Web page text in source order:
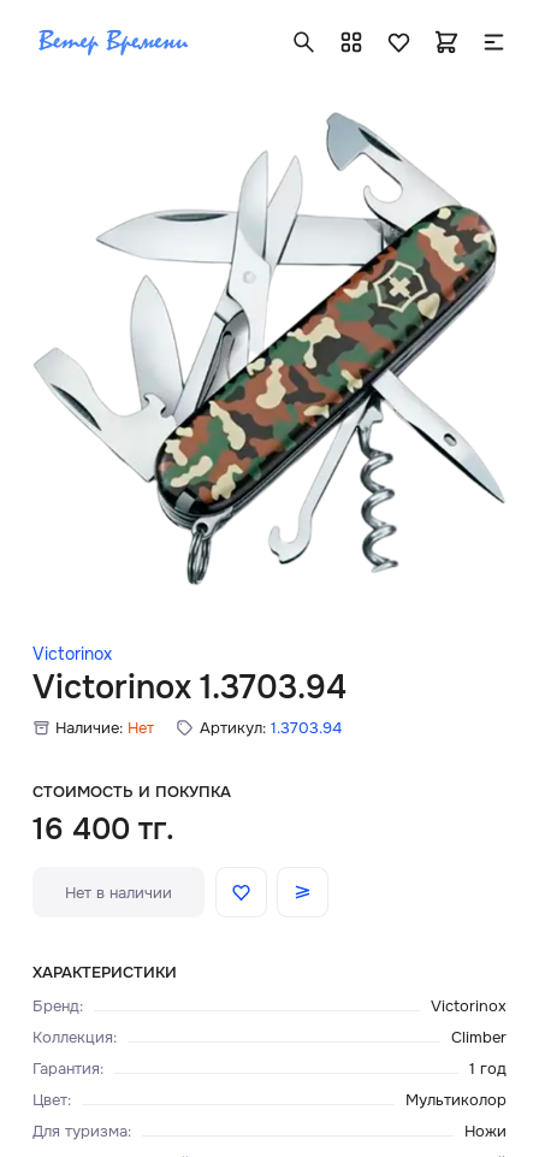
Victorinox
Victorinox 1.3703.94
Наличие: Нет Артикул: 1.3703.94
СТОИМОСТЬ И ПОКУПКА
16 400 тг.
Нет в наличии
ХАРАКТЕРИСТИКИ
Бренд:
Victorinox
Коллекция:
Climber
Гарантия:
1 год
Цвет:
Мультиколор
Для туризма:
Ножи
+7 ( 705 ) 181-42-50
info@vetervremeni.kz
Авторизация
Каталог
Мужские часы
Женские часы
Скидки
Главная
О нас